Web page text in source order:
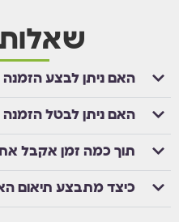
שאלות
האם ניתן לבצע הזמנה
האם ניתן לבטל
תוך כמה זמן אקבל
כיצד מתבצע תיאום